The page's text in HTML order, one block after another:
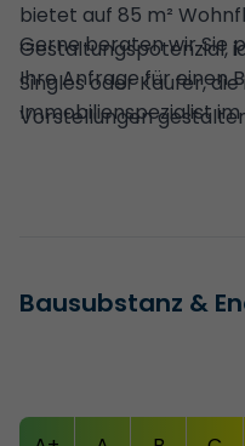
bietet auf 85 m²
Gestaltungspotenzial,
Singles oder Käufer,
Vorstellungen
Gerne beraten wir Sie
Ihre Anfrage für einen
Immobilienspezialist im
Bausubstanz &